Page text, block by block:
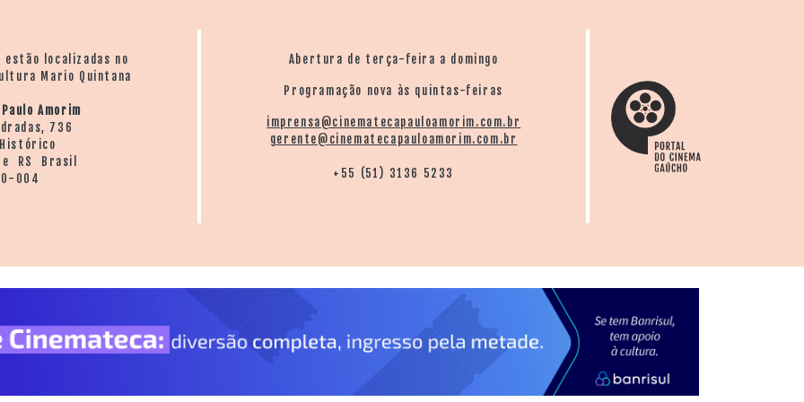
estão localizadas no
Mario Quintana
Amorim
736
RS Brasil
004
Abertura de terça-feira a domingo
Programação nova às quintas-feiras
imprensa@cinematecapauloamorim.com.br
gerente@cinematecapauloamorim.com.br
+55 (51) 3136 5233